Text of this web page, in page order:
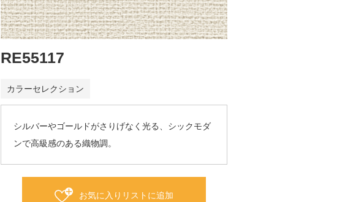
RE55117
カラーセレクション
シルバーやゴールドがさりげなく光る、シックモダ
ンで高級感のある織物調。
お気に入りリストに追加